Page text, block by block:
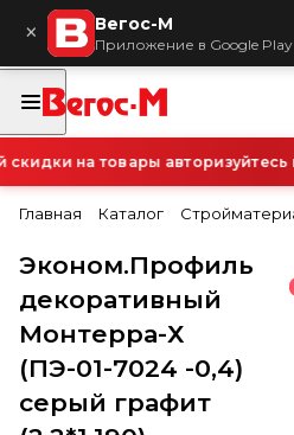
× Вегос-М
Приложение в Google Play
на товары авторизуйтесь в
Главная Каталог
Эконом.Профиль
декоративный
Монтерра-Х
(ПЭ-01-7024 -0,4)
серый графит